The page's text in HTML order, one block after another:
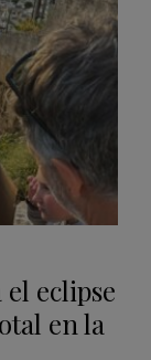
eclipse
en la